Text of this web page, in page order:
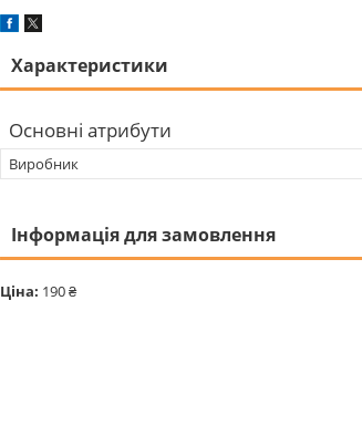
Характеристики
Основні атрибути
Виробник
Інформація для замовлення
Ціна: 190 ₴